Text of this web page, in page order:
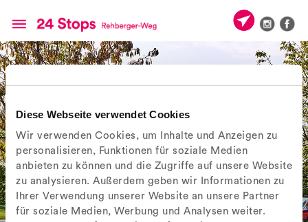
Diese Webseite verwendet Cookies
Wir verwenden Cookies, um Inhalte und Anzeigen zu
personalisieren, Funktionen für soziale Medien
anbieten zu können und die Zugriffe auf unsere Website
zu analysieren. Außerdem geben wir Informationen zu
Ihrer Verwendung unserer Website an unsere Partner
für soziale Medien, Werbung und Analysen weiter.